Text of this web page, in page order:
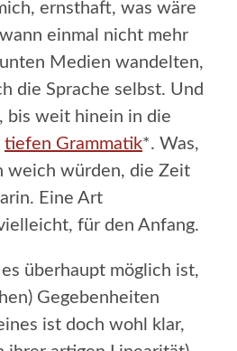
ernsthaft, was wäre
einmal nicht mehr
Medien wandelten,
die Sprache selbst. Und
bis weit hinein in die
tiefen Grammatik*. Was,
weich würden, die Zeit
Eine Art
für den Anfang.
überhaupt möglich ist,
Gegebenheiten
ist doch wohl klar,